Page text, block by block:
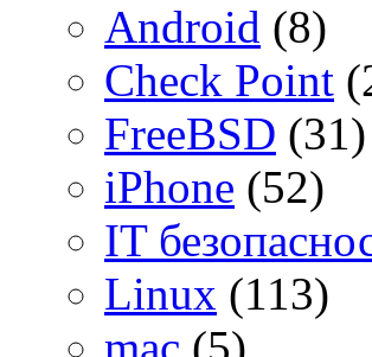
Android (8)
Check Point
FreeBSD (31)
iPhone (52)
IT
Linux (113)